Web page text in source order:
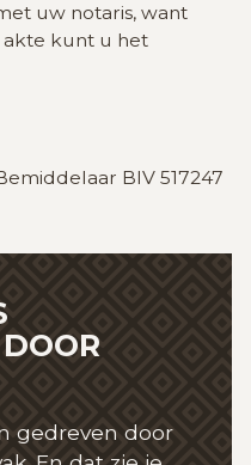
uw notaris, want
kunt u het
BIV 517247
DOOR
gedreven door